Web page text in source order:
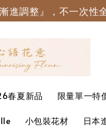
調整』，不一次性
春夏新品 限量單一特
小包裝花材 日本